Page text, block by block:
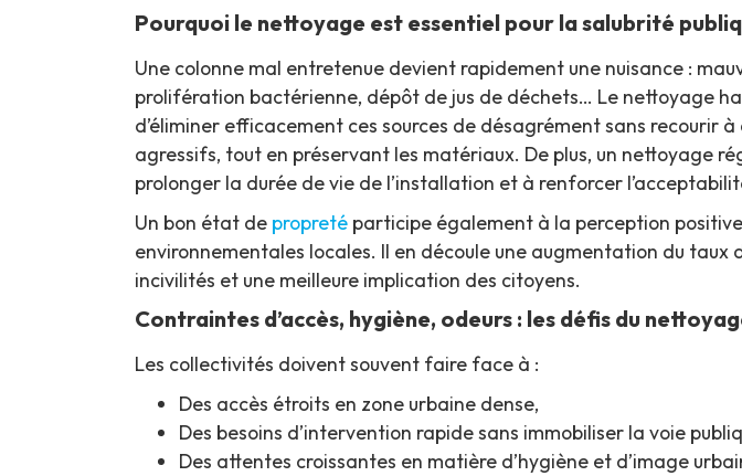
Pourquoi le nettoyage est essentiel pour la salubrité
Une colonne mal entretenue devient rapidement une nuisance :
prolifération bactérienne, dépôt de jus de déchets… Le nettoyage
d’éliminer efficacement ces sources de désagrément sans recourir
agressifs, tout en préservant les matériaux. De plus, un nettoyage
prolonger la durée de vie de l’installation et à renforcer
Un bon état de propreté participe également à la perception
environnementales locales. Il en découle une augmentation du taux
incivilités et une meilleure implication des citoyens.
Contraintes d’accès, hygiène, odeurs : les défis du
Les collectivités doivent souvent faire face à :
Des accès étroits en zone urbaine dense,
Des besoins d’intervention rapide sans immobiliser la voie
Des attentes croissantes en matière d’hygiène et d’image